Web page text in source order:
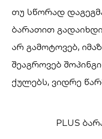
თუ სწორად
ბარათით
არ გამოტოვებ,
შეაგროვებ
ქულებს, ვიდრე
PLUS